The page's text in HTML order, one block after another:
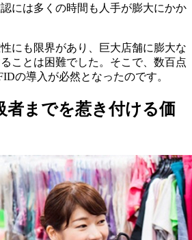
には多くの時間も人手が膨大にかか
にも限界があり、巨大店舗に膨大な
ことは困難でした。そこで、数百点
の導入が必然となったのです。
者までを惹き付ける価